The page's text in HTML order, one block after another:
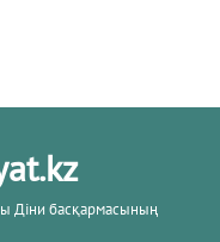
Діни басқармасының